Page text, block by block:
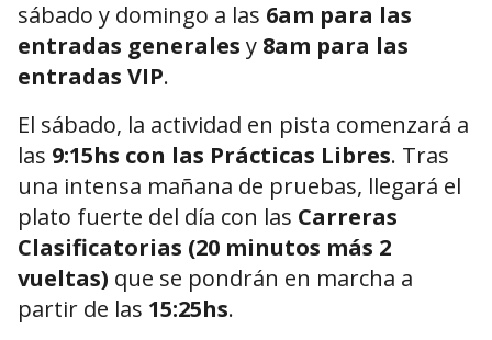
sábado y domingo a las 6am para las
entradas generales y 8am para las
entradas VIP.
El sábado, la actividad en pista comenzará a
las 9:15hs con las Prácticas Libres. Tras
una intensa mañana de pruebas, llegará el
plato fuerte del día con las Carreras
Clasificatorias (20 minutos más 2
vueltas) que se pondrán en marcha a
partir de las 15:25hs.